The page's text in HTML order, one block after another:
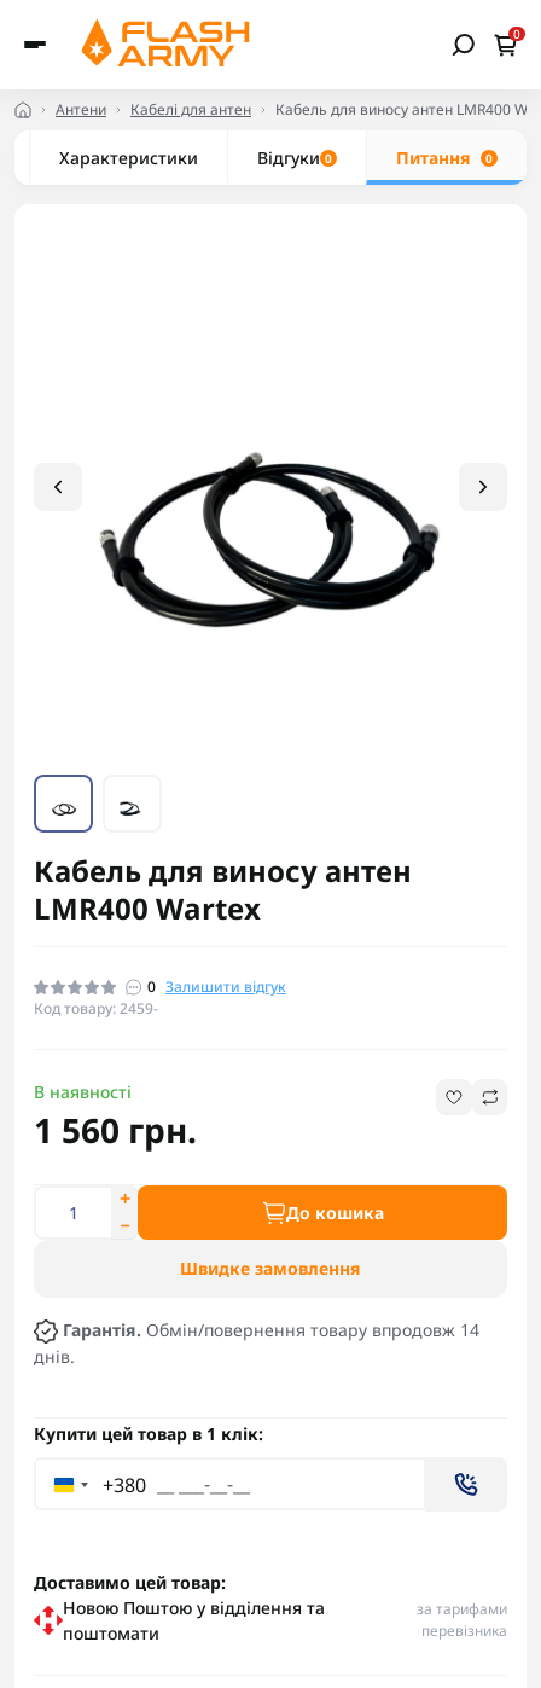
0
Антени Кабелі для антен Кабель для виносу антен LMR400
Характеристики Відгуки 0 Питання 0
Кабель для виносу антен
LMR400 Wartex
0 Залишити відгук
Код товару: 2459-
В наявності
1 560 грн.
До кошика
Швидке замовлення
Гарантія. Обмін/повернення товару впродовж 14
днів.
Купити цей товар в 1 клік:
+380
Доставимо цей товар:
Новою Поштою у відділення та
поштомати
за тарифами
перевізника